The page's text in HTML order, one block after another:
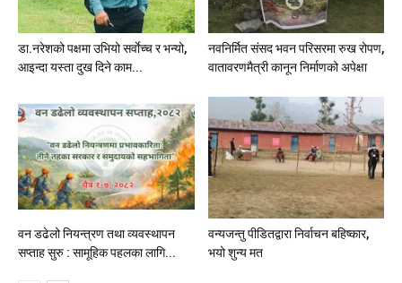
डा.नरेशको पक्षमा उभियो सर्वाेच्च र भन्यो,
आइन्दा यस्ता दुख दिने काम...
नवनिर्मित संसद भवन परिसरमा रुख रोपण,
वातावरणमैत्री कानून निर्माणको अपेक्षा
वन डढेलो नियन्त्रण तथा व्यवस्थापन
सप्ताह सुरु : सामूहिक पहलका लागि...
वन्यजन्तु पीडितद्वारा निर्वाचन बहिष्कार,
भयो शुन्य मत